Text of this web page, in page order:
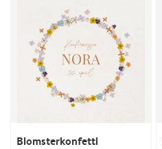
Blomsterkonfetti